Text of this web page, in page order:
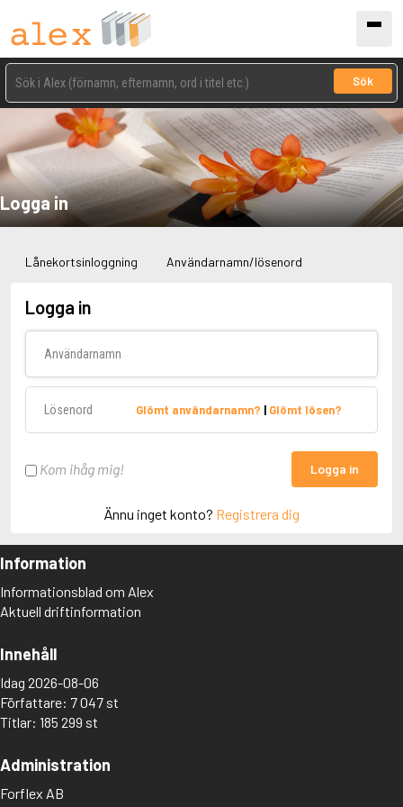
Sök
Logga in
Lånekortsinloggning Användarnamn/lösenord
Logga in
Glömt användarnamn? | Glömt lösen?
Kom ihåg mig! Logga in
Ännu inget konto? Registrera dig
Information
Informationsblad om Alex
Aktuell driftinformation
Innehåll
Idag 2026-08-06
Författare: 7 047 st
Titlar: 185 299 st
Administration
Forflex AB